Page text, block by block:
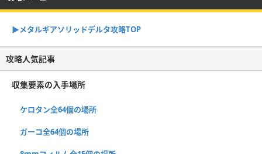
▶︎メタルギアソリッドデルタ攻略TOP
攻略人気記事
収集要素の入手場所
ケロタン全64個の場所
ガーコ全64個の場所